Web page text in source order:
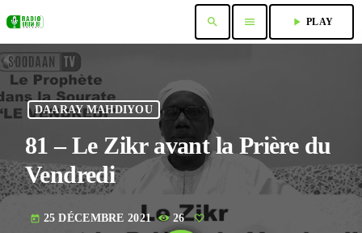
search menu play_arrow PLAY
DAARAY MAHDIYOU
81 – Le Zikr avant la Prière du
Vendredi
today 25 DÉCEMBRE 2021 26